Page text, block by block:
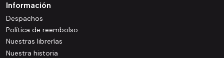
Información
Despachos
Política de reembolso
Nuestras librerías
Nuestra historia